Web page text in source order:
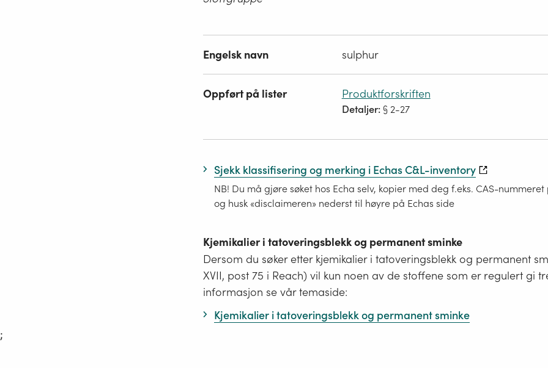
Engelsk navn sulphur
Oppført på lister Produktforskriften
Detaljer: § 2-27
Sjekk klassifisering og merking i Echas C&L-inventory
NB! Du må gjøre søket hos Echa selv, kopier med deg f.eks. CAS-
og husk «disclaimeren» nederst til høyre på Echas side
Kjemikalier i tatoveringsblekk og permanent sminke
Dersom du søker etter kjemikalier i tatoveringsblekk og permanent
XVII, post 75 i Reach) vil kun noen av de stoffene som er regulert gi
informasjon se vår temaside:
Kjemikalier i tatoveringsblekk og permanent sminke
;